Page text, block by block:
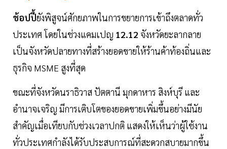
ช้อปปี้ยังพิสูจน์ศักยภาพในการขยายการเข้าถึงตลาดทั่ว
ประเทศ โดยในช่วงแคมเปญ 12.12 จังหวัดยะลากลาย
เป็นจังหวัดปลายทางที่สร้างยอดขายให้ร้านค้าท้องถิ่นและ
ธุรกิจ MSME สูงที่สุด
ขณะที่จังหวัดนราธิวาส ปัตตานี มุกดาหาร สิงห์บุรี และ
อำนาจเจริญ มีการเติบโตของยอดขายเพิ่มขึ้นอย่างมีนัย
สำคัญเมื่อเทียบกับช่วงเวลาปกติ แสดงให้เห็นว่าผู้ใช้งาน
ทั่วประเทศกำลังได้รับประสบการณ์ที่สะดวกสบายมากขึ้น